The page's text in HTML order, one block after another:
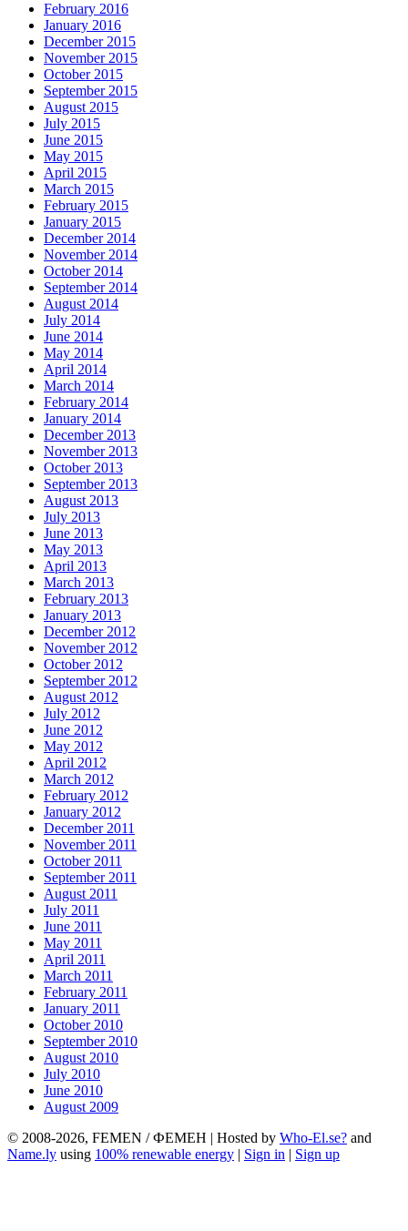
February 2016
January 2016
December 2015
November 2015
October 2015
September 2015
August 2015
July 2015
June 2015
May 2015
April 2015
March 2015
February 2015
January 2015
December 2014
November 2014
October 2014
September 2014
August 2014
July 2014
June 2014
May 2014
April 2014
March 2014
February 2014
January 2014
December 2013
November 2013
October 2013
September 2013
August 2013
July 2013
June 2013
May 2013
April 2013
March 2013
February 2013
January 2013
December 2012
November 2012
October 2012
September 2012
August 2012
July 2012
June 2012
May 2012
April 2012
March 2012
February 2012
January 2012
December 2011
November 2011
October 2011
September 2011
August 2011
July 2011
June 2011
May 2011
April 2011
March 2011
February 2011
January 2011
October 2010
September 2010
August 2010
July 2010
June 2010
August 2009
© 2008-2026, FEMEN / ФЕМЕН | Hosted by Who-El.se? and
Name.ly using 100% renewable energy | Sign in | Sign up